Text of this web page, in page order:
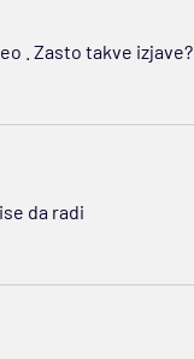
. Zasto takve izjave?
da radi